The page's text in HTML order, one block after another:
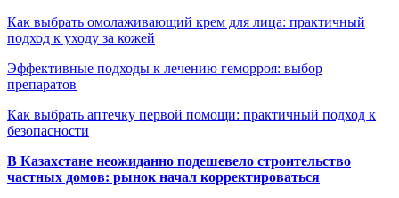
Как выбрать омолаживающий крем для лица: практичный
подход к уходу за кожей
Эффективные подходы к лечению геморроя: выбор
препаратов
Как выбрать аптечку первой помощи: практичный подход к
безопасности
В Казахстане неожиданно подешевело строительство
частных домов: рынок начал корректироваться